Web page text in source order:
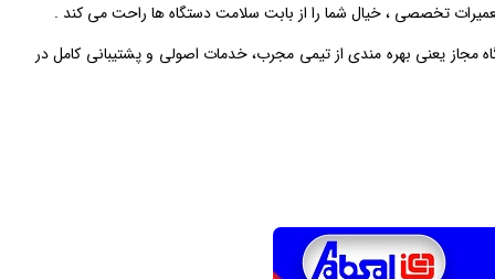
تخصصی ، خیال شما را از بابت سلامت دستگاه‌ ها راحت می‌ کند .
یعنی بهره‌ مندی از تیمی مجرب، خدمات اصولی و پشتیبانی کامل در